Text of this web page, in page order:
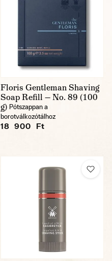
Floris Gentleman Shaving
Soap Refill — No. 89 (100
g) Pótszappan a
borotválkozótálhoz
18 900 Ft